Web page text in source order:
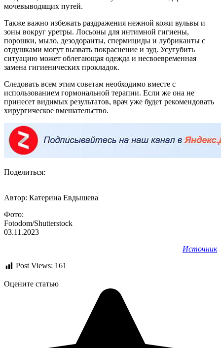
мочевыводящих путей.
Также важно избежать раздражения нежной кожи вульвы и
зоны вокруг уретры. Лосьоны для интимной гигиены,
порошки, мыло, дезодоранты, спермициды и лубриканты с
отдушками могут вызвать покраснение и зуд. Усугубить
ситуацию может облегающая одежда и несвоевременная
замена гигиенических прокладок.
Следовать всем этим советам необходимо вместе с
использованием гормональной терапии. Если же она не
принесет видимых результатов, врач уже будет рекомендовать
хирургическое вмешательство.
Поделиться:
Автор: Катерина Евдышева
Фото:
Fotodom/Shutterstock
03.11.2023
Источник
Post Views: 161
Оцените статью